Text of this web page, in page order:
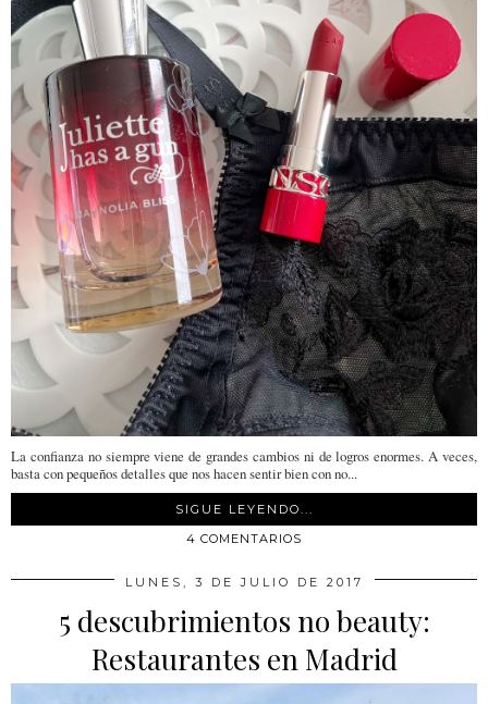
La confianza no siempre viene de grandes cambios ni de logros enormes. A veces,
basta con pequeños detalles que nos hacen sentir bien con no...
SIGUE LEYENDO...
4 COMENTARIOS
LUNES, 3 DE JULIO DE 2017
5 descubrimientos no beauty:
Restaurantes en Madrid